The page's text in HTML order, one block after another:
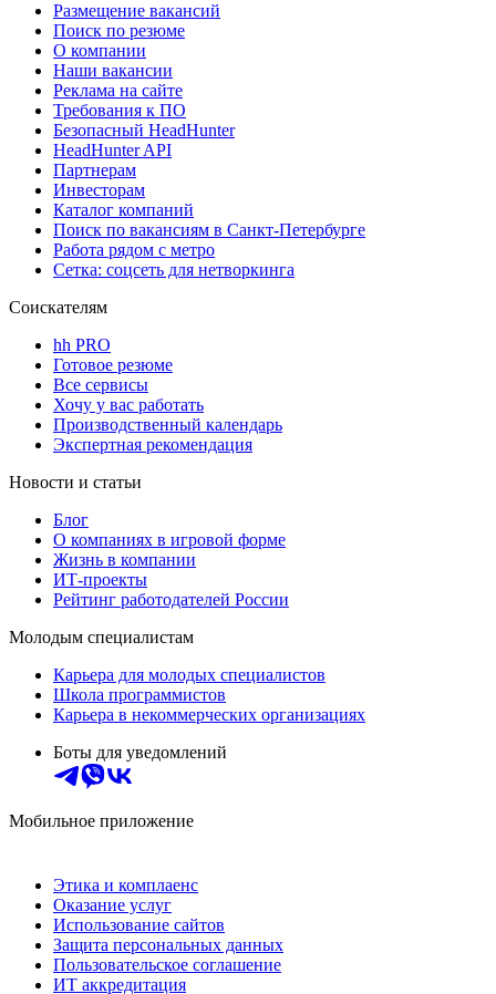
Размещение вакансий
Поиск по резюме
О компании
Наши вакансии
Реклама на сайте
Требования к ПО
Безопасный HeadHunter
HeadHunter API
Партнерам
Инвесторам
Каталог компаний
Поиск по вакансиям в Санкт-Петербурге
Работа рядом с метро
Сетка: соцсеть для нетворкинга
Соискателям
hh PRO
Готовое резюме
Все сервисы
Хочу у вас работать
Производственный календарь
Экспертная рекомендация
Новости и статьи
Блог
О компаниях в игровой форме
Жизнь в компании
ИТ-проекты
Рейтинг работодателей России
Молодым специалистам
Карьера для молодых специалистов
Школа программистов
Карьера в некоммерческих организациях
Боты для уведомлений
Мобильное приложение
Этика и комплаенс
Оказание услуг
Использование сайтов
Защита персональных данных
Пользовательское соглашение
ИТ аккредитация